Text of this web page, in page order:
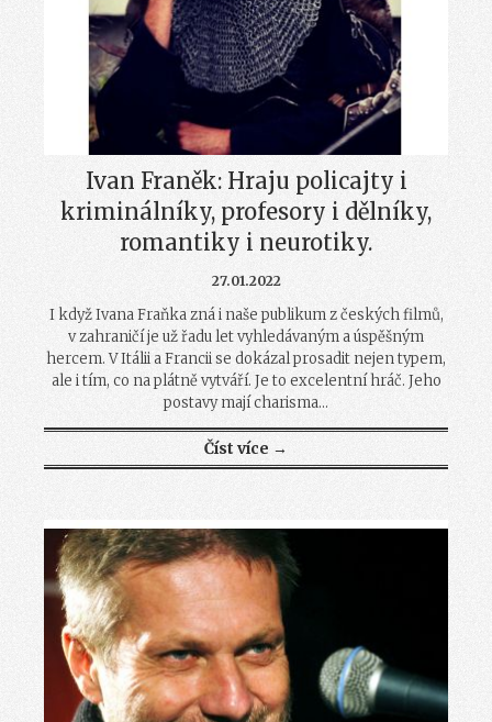
Ivan Franěk: Hraju policajty i
kriminálníky, profesory i dělníky,
romantiky i neurotiky.
27.01.2022
I když Ivana Fraňka zná i naše publikum z českých filmů,
v zahraničí je už řadu let vyhledávaným a úspěšným
hercem. V Itálii a Francii se dokázal prosadit nejen typem,
ale i tím, co na plátně vytváří. Je to excelentní hráč. Jeho
postavy mají charisma...
Číst více →